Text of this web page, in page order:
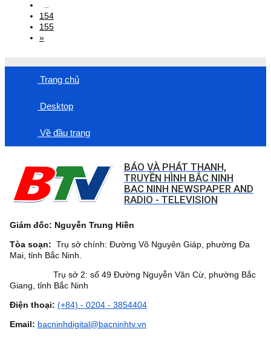
154
155
»
Trang chủ
Desktop
Về đầu trang
BÁO VÀ PHÁT THANH,
TRUYỀN HÌNH BẮC NINH
BAC NINH NEWSPAPER AND
RADIO - TELEVISION
Giám đốc: Nguyễn Trung Hiền
Tòa soạn: Trụ sở chính: Đường Võ Nguyên Giáp, phường Đa
Mai, tỉnh Bắc Ninh.
Trụ sở 2: số 49 Đường Nguyễn Văn Cừ, phường Bắc
Giang, tỉnh Bắc Ninh
Điện thoại: (+84) - 0204 - 3854404
Email: bacninhdigital@bacninhtv.vn